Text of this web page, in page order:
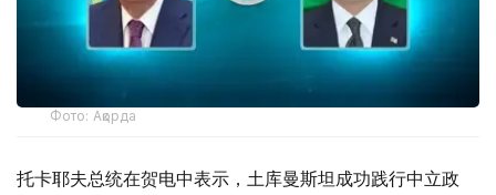
Фото: Ақорда
托卡耶夫总统在贺电中表示，土库曼斯坦成功践行中立政